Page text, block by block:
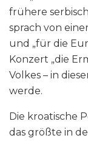
frühere
sprach von
und „für die
Konzert „die
Volkes – in
werde.
Die kroatische
das größte in